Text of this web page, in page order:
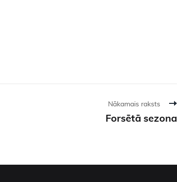
Nākamais raksts
Forsētā sezona